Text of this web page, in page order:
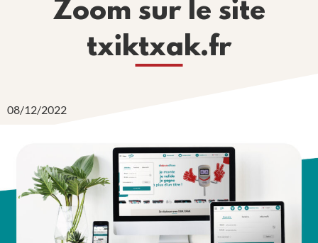
Zoom sur le site
txiktxak.fr
08/12/2022